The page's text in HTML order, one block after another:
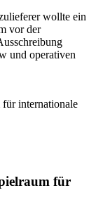
wollte ein
vor der
und operativen
für